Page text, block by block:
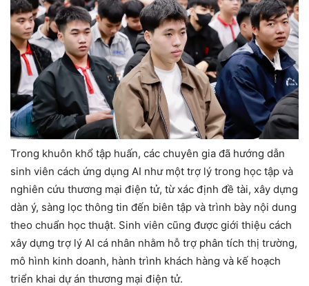
Trong khuôn khổ tập huấn, các chuyên gia đã hướng dẫn
sinh viên cách ứng dụng AI như một trợ lý trong học tập và
nghiên cứu thương mại điện tử, từ xác định đề tài, xây dựng
dàn ý, sàng lọc thông tin đến biên tập và trình bày nội dung
theo chuẩn học thuật. Sinh viên cũng được giới thiệu cách
xây dựng trợ lý AI cá nhân nhằm hỗ trợ phân tích thị trường,
mô hình kinh doanh, hành trình khách hàng và kế hoạch
triển khai dự án thương mại điện tử.